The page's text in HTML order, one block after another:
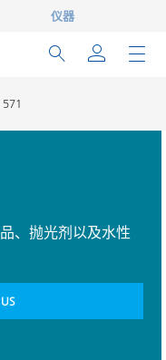
仪器
、抛光剂以及水性